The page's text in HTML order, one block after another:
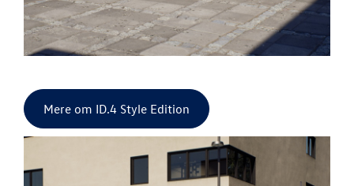
Mere om ID.4 Style Edition